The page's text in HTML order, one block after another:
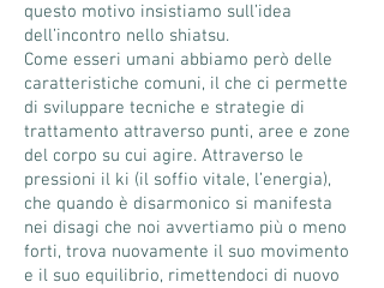
questo motivo insistiamo sull’idea
dell’incontro nello shiatsu.
Come esseri umani abbiamo però delle
caratteristiche comuni, il che ci permette
di sviluppare tecniche e strategie di
trattamento attraverso punti, aree e zone
del corpo su cui agire. Attraverso le
pressioni il ki (il soffio vitale, l’energia),
che quando è disarmonico si manifesta
nei disagi che noi avvertiamo più o meno
forti, trova nuovamente il suo movimento
e il suo equilibrio, rimettendoci di nuovo